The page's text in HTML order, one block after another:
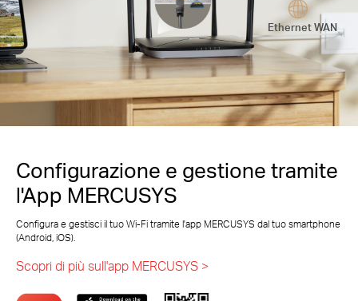
Ethernet WAN
Configurazione e gestione tramite
l'App MERCUSYS
Configura e gestisci il tuo Wi-Fi tramite l'app MERCUSYS dal tuo smartphone
(Android, iOS).
Scopri di più sull'app MERCUSYS >